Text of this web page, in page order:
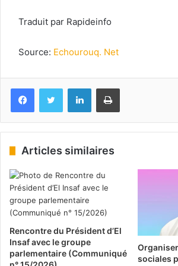
Traduit par Rapideinfo
Source: Echourouq. Net
FacebookTwitter LinkedinImprimer
Articles similaires
Rencontre du Président d’El
Insaf avec le groupe
parlementaire (Communiqué
sociales